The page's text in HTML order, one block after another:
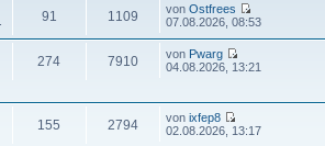
91 1109 von Ostfrees
07.08.2026, 08:53
274 7910 von Pwarg
04.08.2026, 13:21
155 2794 von ixfep8
02.08.2026, 13:17